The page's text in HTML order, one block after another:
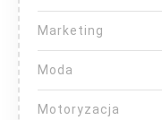
Marketing
Moda
Motoryzacja